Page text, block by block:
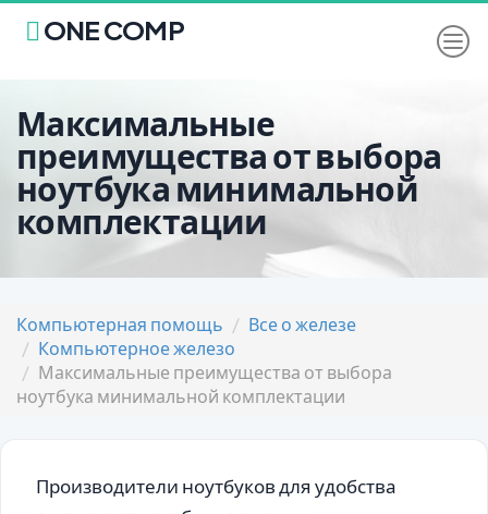
ONE COMP
Максимальные
преимущества от выбора
ноутбука минимальной
комплектации
Компьютерная помощь
Все о железе
Компьютерное железо
Максимальные преимущества от выбора
ноутбука минимальной комплектации
Производители ноутбуков для удобства